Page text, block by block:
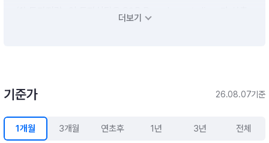
(1) 투자전략- 이 투자신탁은 S&P Dow Jones Indices가 산출
ㆍ발표하는 “Dow Jones U.S. Dividend 100 Price return Ind
획입니다. 따라서, 이 투자신탁은 환율변동위험에 노출되며 “Do
w Jones U.S. Dividend 100 Price return Index”의 원화환산
성과를 추구합니다.※ 비교지수 : Dow Jones U.S. Dividend 10
0 Price return Index(원화환산) × 100%
더보기
기준가 26.08.07기준
1개월 3개월 연초후 1년 3년 전체